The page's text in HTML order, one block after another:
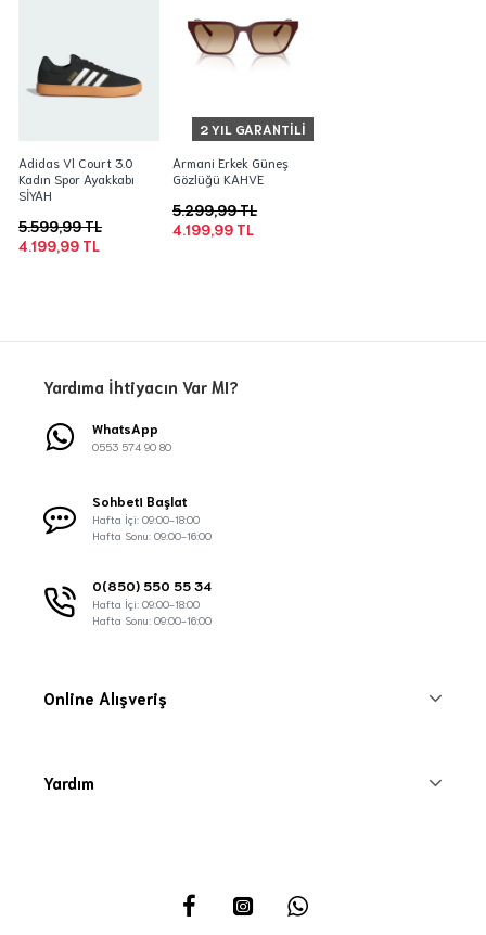
Adidas Vl Court 3.0
Kadın Spor Ayakkabı
SİYAH
4.199,99 TL
5.599,99 TL
2 YIL GARANTILI
Armani Erkek Güneş
Gözlüğü KAHVE
4.199,99 TL
5.299,99 TL
Yardıma İhtiyacın Var MI?
WhatsApp
0553 574 90 80
Sohbeti Başlat
Hafta İçi: 09:00-18:00
Hafta Sonu: 09:00-16:00
0(850) 550 55 34
Hafta İçi: 09:00-18:00
Hafta Sonu: 09:00-16:00
Online Alışveriş
Yardım